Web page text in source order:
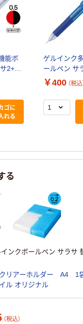
能ボ
2+S
プ
ゴに
れる
ゲルインク
ールペン サ
青軸 2色+シ
￥400 （税込
る
ンクボールペン サラサ
リアーホルダー A4 1袋
ル オリジナル
（税込）